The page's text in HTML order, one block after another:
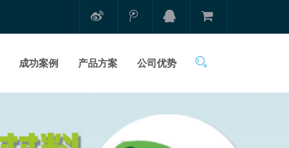
成功案例 产品方案 公司优势